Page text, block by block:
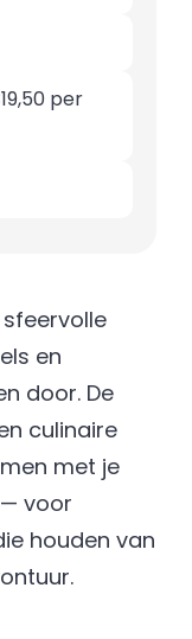
en
door. De
culinaire
met je
voor
houden van
per